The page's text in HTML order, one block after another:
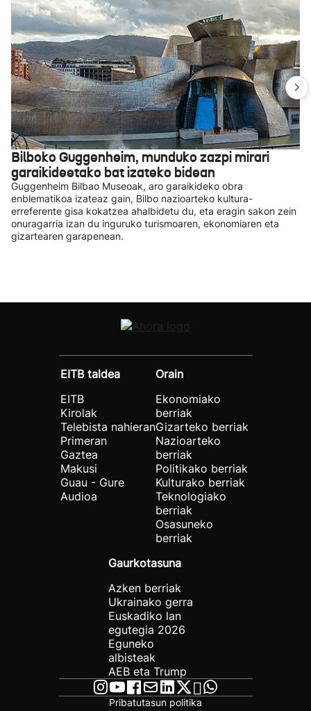
Bilboko Guggenheim, munduko zazpi mirari
garaikideetako bat izateko bidean
Guggenheim Bilbao Museoak, aro garaikideko obra
enblematikoa izateaz gain, Bilbo nazioarteko kultura-
erreferente gisa kokatzea ahalbidetu du, eta eragin sakon zein
onuragarria izan du inguruko turismoaren, ekonomiaren eta
gizartearen garapenean.
EITB taldea
EITB
Kirolak
Telebista nahieran
Primeran
Gaztea
Makusi
Guau - Gure
Audioa
Orain
Ekonomiako
berriak
Gizarteko berriak
Nazioarteko
berriak
Politikako berriak
Kulturako berriak
Teknologiako
berriak
Osasuneko
berriak
Gaurkotasuna
Azken berriak
Ukrainako gerra
Euskadiko lan
egutegia 2026
Eguneko
albisteak
AEB eta Trump
Pribatutasun politika